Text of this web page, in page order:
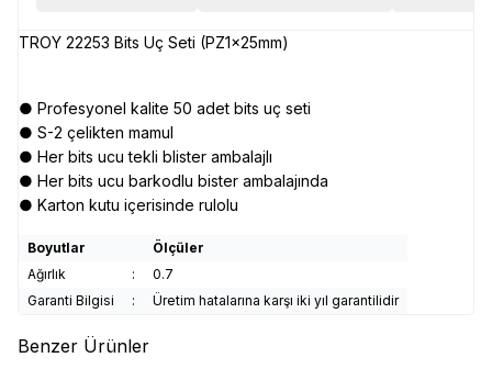
TROY 22253 Bits Uç Seti (PZ1x25mm)
● Profesyonel kalite 50 adet bits uç seti
● S-2 çelikten mamul
● Her bits ucu tekli blister ambalajlı
● Her bits ucu barkodlu bister ambalajında
● Karton kutu içerisinde rulolu
Boyutlar
Ölçüler
Ağırlık
:
0.7
Garanti Bilgisi
: Üretim hatalarına karşı iki yıl garantilidir
Benzer Ürünler